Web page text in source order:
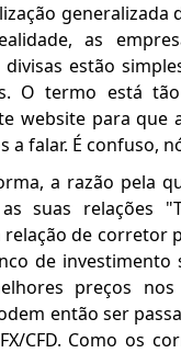
generalizada
as
divisas estão
O termo está
website para que
a falar. É confuso,
a razão pela
suas relações
de corretor
de investimento
preços nos
então ser
CFD. Como os